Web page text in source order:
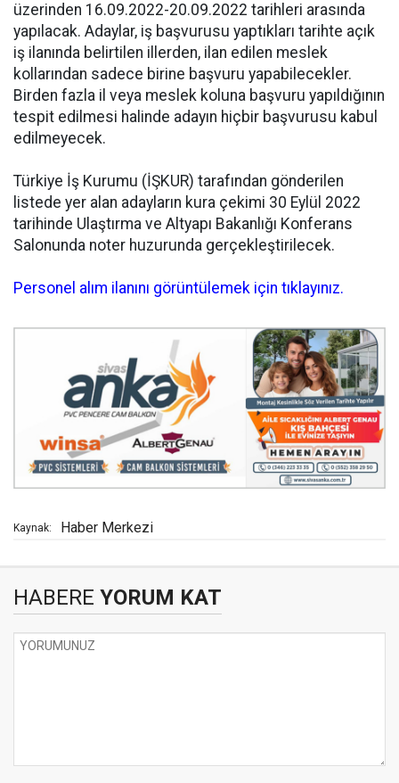
üzerinden 16.09.2022-20.09.2022 tarihleri arasında
yapılacak. Adaylar, iş başvurusu yaptıkları tarihte açık
iş ilanında belirtilen illerden, ilan edilen meslek
kollarından sadece birine başvuru yapabilecekler.
Birden fazla il veya meslek koluna başvuru yapıldığının
tespit edilmesi halinde adayın hiçbir başvurusu kabul
edilmeyecek.
Türkiye İş Kurumu (İŞKUR) tarafından gönderilen
listede yer alan adayların kura çekimi 30 Eylül 2022
tarihinde Ulaştırma ve Altyapı Bakanlığı Konferans
Salonunda noter huzurunda gerçekleştirilecek.
Personel alım ilanını görüntülemek için tıklayınız.
Kaynak: Haber Merkezi
HABERE YORUM KAT